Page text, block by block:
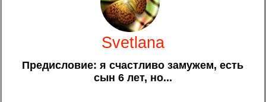
Svetlana
Предисловие: я счастливо замужем, есть
сын 6 лет, но...